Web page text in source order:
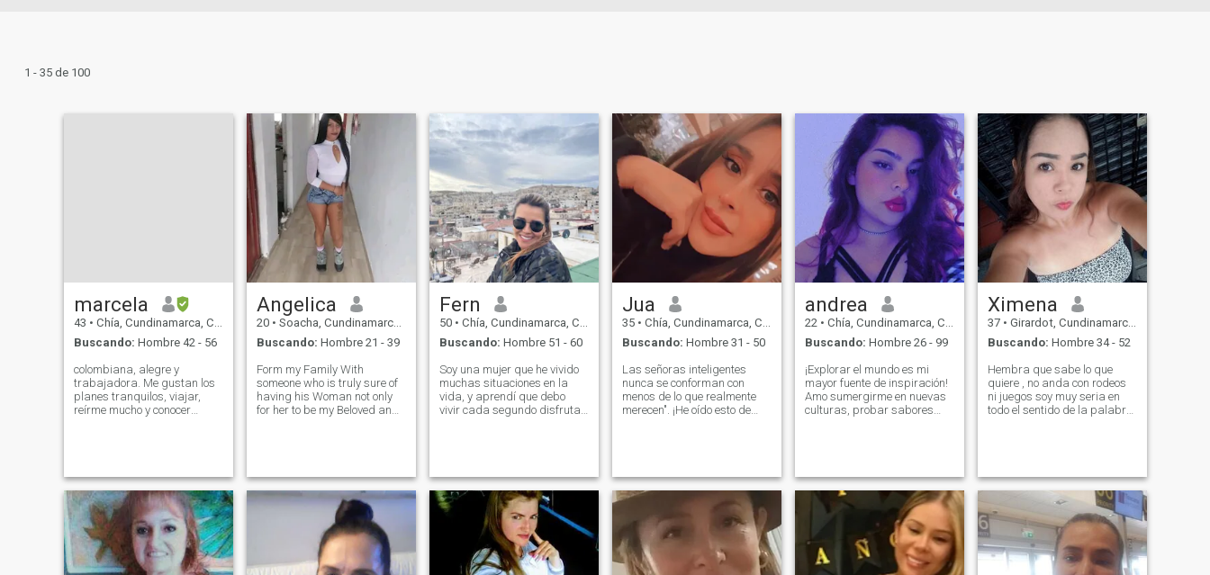
1 - 35 de 100
marcela
43 • Chía, Cundinamarca, Colombia
Buscando: Hombre 42 - 56
colombiana, alegre y
trabajadora. Me gustan los
planes tranquilos, viajar,
reírme mucho y conocer
tanto salir como quedarme
en casa viendo
Angelica
20 • Soacha, Cundinamarca, Colombia
Buscando: Hombre 21 - 39
Form my Family With
someone who is truly sure of
having his Woman not only
for her to be my Beloved and
virtue of the wise Being totally
satisfied that I know that my
Family will be very well in
every way they want to Go on
the path of the Almighty God
Jesus Christ
Fern
50 • Chía, Cundinamarca, Colombia
Buscando: Hombre 51 - 60
Soy una mujer que he vivido
muchas situaciones en la
vida, y aprendí que debo
vivir cada segundo disfrutar
compartir su vida. Desde mi
presente construyo el futuro
que deseo, He viajado por
varios países, me gusta el
buen humor, conocer otras
culturas, bailar, el cine,
teatro, una buena cena,
cocinar uno que otro plato,
Jua
35 • Chía, Cundinamarca, Colombia
Buscando: Hombre 31 - 50
Las señoras inteligentes
nunca se conforman con
menos de lo que realmente
merecen". ¡He oído esto de
mismo, pero no hay
palabras exactas para
revelar toda mi
personalidad, porque la
gente siempre verá en mí los
rasgos y cualidades que se
reflejan en sí mismos. Pero
solo para darte la idea
andrea
22 • Chía, Cundinamarca, Colombia
Buscando: Hombre 26 - 99
¡Explorar el mundo es mi
mayor fuente de inspiración!
Amo sumergirme en nuevas
culturas, probar sabores
descubrir algo nuevo. Mi
corazón late más fuerte
cuando estoy en la
búsqueda de emociones
extremas. Los deportes
extremos son mi manera de
desafiar mis límites y sentir
la verdadera libertad. Nunca
Ximena
37 • Girardot, Cundinamarca, Colombia
Buscando: Hombre 34 - 52
Hembra que sabe lo que
quiere , no anda con rodeos
ni juegos soy muy seria en
todo el sentido de la palabra
los detalles ! y creo que para
que se esté emocionalmente
bien hay que tener
estabilidad económica... soy
muy detallista ... si me das el
💯% te doy el 200 doy más de
lo que recibo .. pero si no hay
interés ya me olvidó.